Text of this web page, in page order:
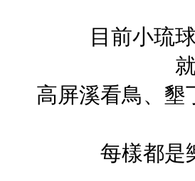
目前小琉
高屏溪看鳥、墾
每樣都是